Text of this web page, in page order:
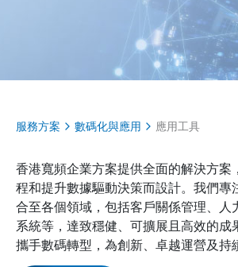
服務方案 數碼化與應用 應用工具
香港寬頻企業方案提供全面的解決方案
程和提升數據驅動決策而設計。我們專
合至各個領域，包括客戶關係管理、人
系統等，達致穩健、可擴展且高效的成
攜手數碼轉型，為創新、卓越運營及持